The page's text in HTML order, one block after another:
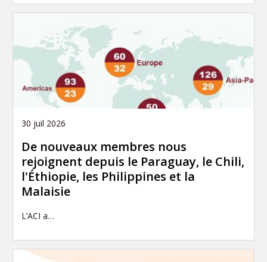
30 juil 2026
De nouveaux membres nous
rejoignent depuis le Paraguay, le Chili,
l'Éthiopie, les Philippines et la
Malaisie
L’ACI a…